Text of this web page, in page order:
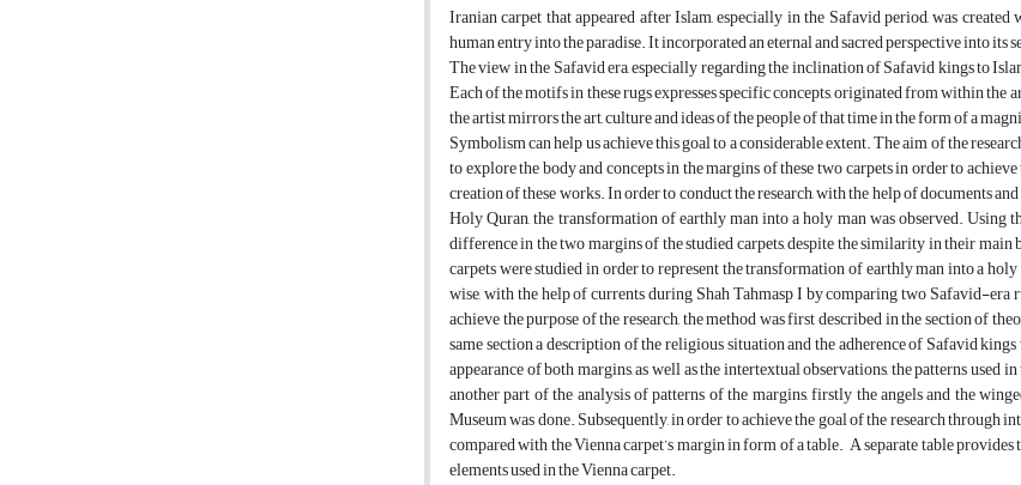
Iranian carpet that appeared after Islam, especially in the Safavid period, was
human entry into the paradise. It incorporated an eternal and sacred perspective into its
The view in the Safavid era, especially regarding the inclination of Safavid kings to
Each of the motifs in these rugs expresses specific concepts, originated from within
the artist mirrors the art, culture and ideas of the people of that time in the form of a
Symbolism can help us achieve this goal to a considerable extent. The aim of the
to explore the body and concepts in the margins of these two carpets in order to
creation of these works. In order to conduct the research, with the help of documents
Holy Quran, the transformation of earthly man into a holy man was observed. Using
difference in the two margins of the studied carpets, despite the similarity in their
carpets were studied in order to represent the transformation of earthly man into a
wise, with the help of currents during Shah Tahmasp I by comparing two Safavid-
achieve the purpose of the research, the method was first described in the section of
same section a description of the religious situation and the adherence of Safavid
appearance of both margins, as well as the intertextual observations, the patterns
another part of the analysis of patterns of the margins, firstly the angels and the
Museum was done. Subsequently, in order to achieve the goal of the research through
compared with the Vienna carpet’s margin in form of a table. A separate table
elements used in the Vienna carpet.